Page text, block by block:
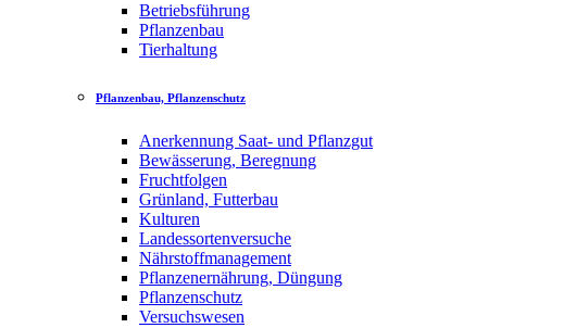
Betriebsführung
Pflanzenbau
Tierhaltung
Pflanzenbau, Pflanzenschutz
Anerkennung Saat- und Pflanzgut
Bewässerung, Beregnung
Fruchtfolgen
Grünland, Futterbau
Kulturen
Landessortenversuche
Nährstoffmanagement
Pflanzenernährung, Düngung
Pflanzenschutz
Versuchswesen